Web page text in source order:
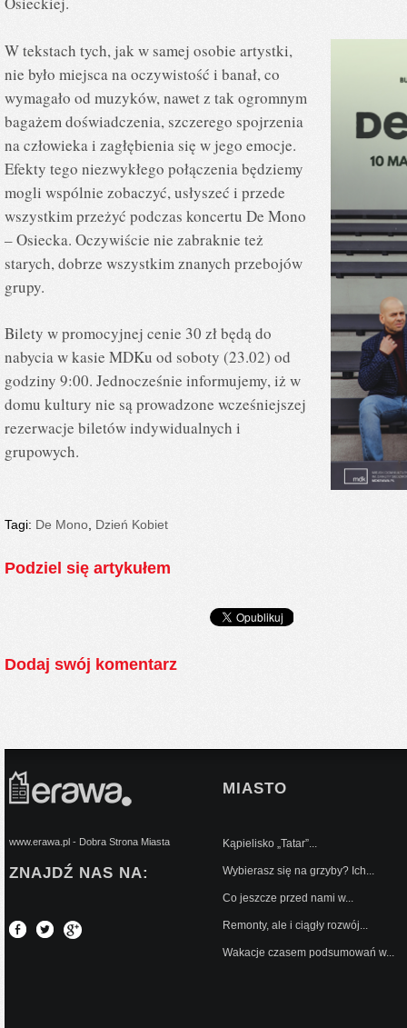
W tekstach tych, jak w samej osobie artystki,
nie było miejsca na oczywistość i banał, co
wymagało od muzyków, nawet z tak ogromnym
bagażem doświadczenia, szczerego spojrzenia
na człowieka i zagłębienia się w jego emocje.
Efekty tego niezwykłego połączenia będziemy
mogli wspólnie zobaczyć, usłyszeć i przede
wszystkim przeżyć podczas koncertu De Mono
– Osiecka. Oczywiście nie zabraknie też
starych, dobrze wszystkim znanych przebojów
grupy.
Bilety w promocyjnej cenie 30 zł będą do
nabycia w kasie MDKu od soboty (23.02) od
godziny 9:00. Jednocześnie informujemy, iż w
domu kultury nie są prowadzone wcześniejszej
rezerwacje biletów indywidualnych i
grupowych.
Tagi: De Mono Dzień Kobiet
Podziel się artykułem
Dodaj swój komentarz
www.erawa.pl - Dobra Strona Miasta
ZNAJDŹ NAS NA:
MIASTO
Kąpielisko „Tatar”...
Wybierasz się na grzyby? Ich...
Co jeszcze przed nami w...
Remonty, ale i ciągły rozwój...
Wakacje czasem podsumowań w...